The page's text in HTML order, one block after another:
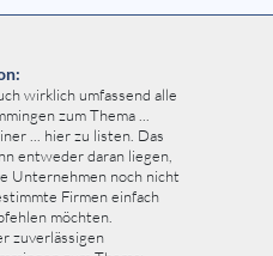
wirklich umfassend alle
zum Thema ...
... hier zu listen. Das
entweder daran liegen,
Unternehmen noch nicht
Firmen einfach
möchten.
zuverlässigen